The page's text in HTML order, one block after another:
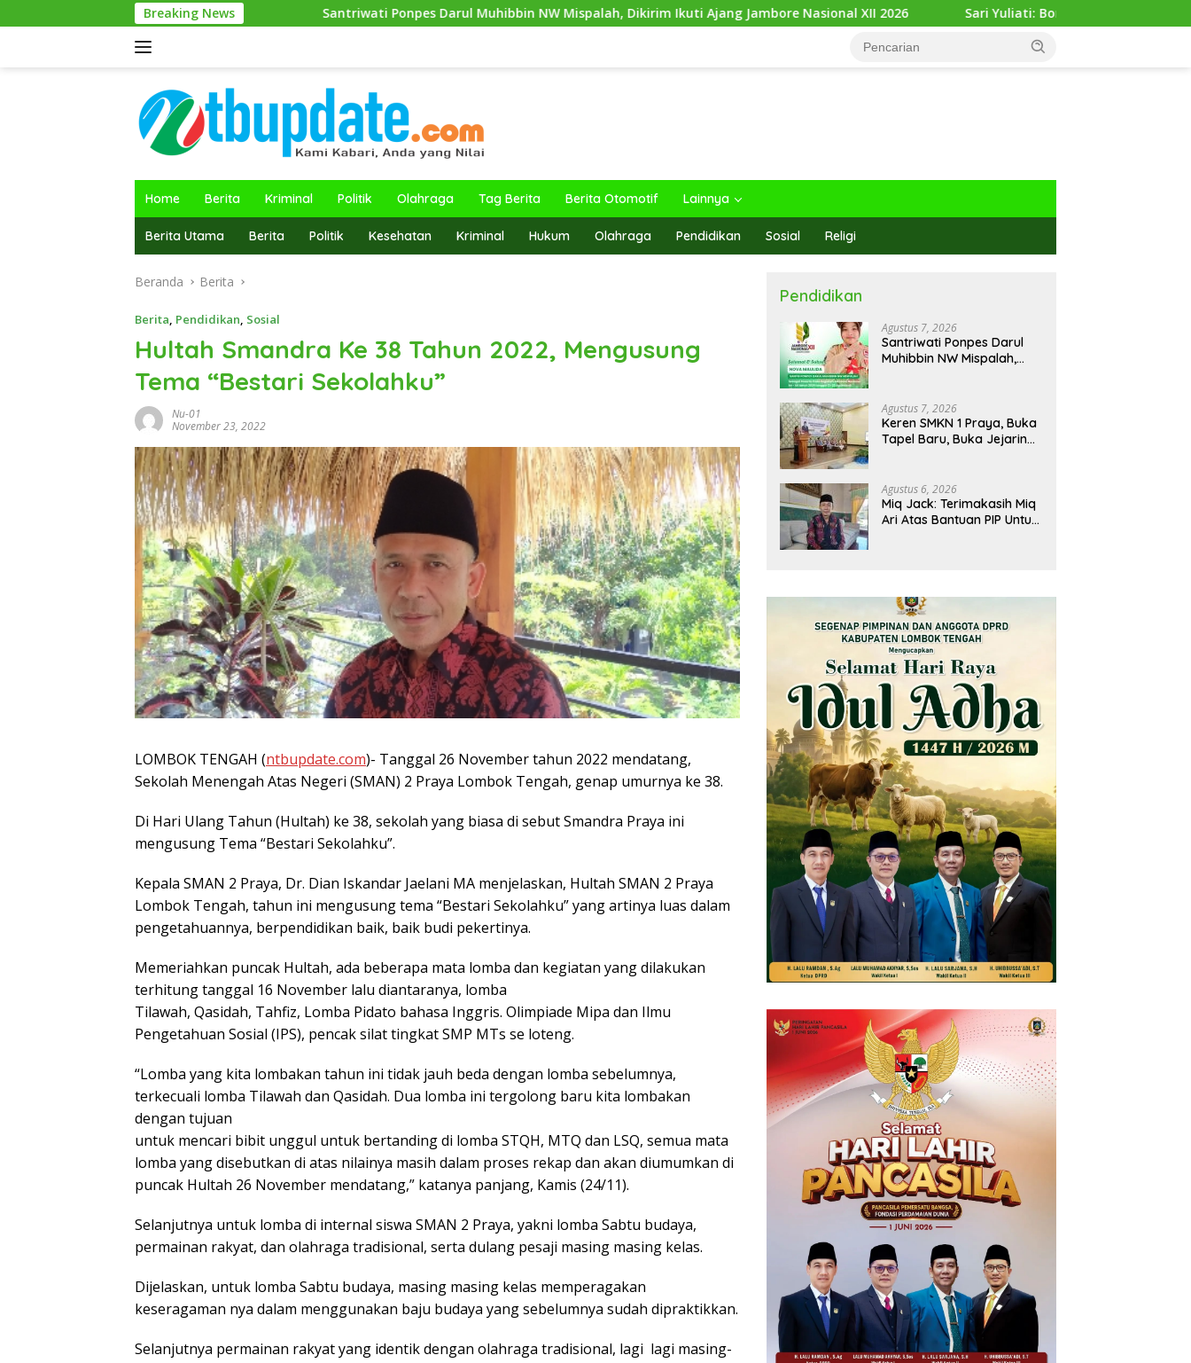
ke
Breaking NewsSantriwati Ponpes Darul Muhibbin NW Mispalah, Dikirim Ikuti Ajang Jambore Nasional XII 2026 Sari Yuliati: Bonus Demografi Jadi Peluang Emas
Home Berita Kriminal Politik Olahraga Tag Berita Berita Otomotif Lainnya
Berita Utama Berita Politik Kesehatan Kriminal Hukum Olahraga Pendidikan Sosial Religi
Beranda Berita
Berita, Pendidikan, Sosial
Hultah Smandra Ke 38 Tahun 2022, Mengusung
Tema “Bestari Sekolahku”
Nu-01
November 23, 2022
LOMBOK TENGAH (ntbupdate.com)- Tanggal 26 November tahun 2022 mendatang,
Sekolah Menengah Atas Negeri (SMAN) 2 Praya Lombok Tengah, genap umurnya ke 38.
Di Hari Ulang Tahun (Hultah) ke 38, sekolah yang biasa di sebut Smandra Praya ini
mengusung Tema “Bestari Sekolahku”.
Kepala SMAN 2 Praya, Dr. Dian Iskandar Jaelani MA menjelaskan, Hultah SMAN 2 Praya
Lombok Tengah, tahun ini mengusung tema “Bestari Sekolahku” yang artinya luas dalam
pengetahuannya, berpendidikan baik, baik budi pekertinya.
Memeriahkan puncak Hultah, ada beberapa mata lomba dan kegiatan yang dilakukan
terhitung tanggal 16 November lalu diantaranya, lomba
Tilawah, Qasidah, Tahfiz, Lomba Pidato bahasa Inggris. Olimpiade Mipa dan Ilmu
Pengetahuan Sosial (IPS), pencak silat tingkat SMP MTs se loteng.
“Lomba yang kita lombakan tahun ini tidak jauh beda dengan lomba sebelumnya,
terkecuali lomba Tilawah dan Qasidah. Dua lomba ini tergolong baru kita lombakan
dengan tujuan
untuk mencari bibit unggul untuk bertanding di lomba STQH, MTQ dan LSQ, semua mata
lomba yang disebutkan di atas nilainya masih dalam proses rekap dan akan diumumkan di
puncak Hultah 26 November mendatang,” katanya panjang, Kamis (24/11).
Selanjutnya untuk lomba di internal siswa SMAN 2 Praya, yakni lomba Sabtu budaya,
permainan rakyat, dan olahraga tradisional, serta dulang pesaji masing masing kelas.
Dijelaskan, untuk lomba Sabtu budaya, masing masing kelas memperagakan
keseragaman nya dalam menggunakan baju budaya yang sebelumnya sudah dipraktikkan.
Selanjutnya permainan rakyat yang identik dengan olahraga tradisional, lagi lagi masing-
Pendidikan
Agustus 7, 2026
Santriwati Ponpes Darul
Muhibbin NW Mispalah,
Agustus 7, 2026
Keren SMKN 1 Praya, Buka
Tapel Baru, Buka Jejaring
Agustus 6, 2026
Miq Jack: Terimakasih Miq
Ari Atas Bantuan PIP Untuk